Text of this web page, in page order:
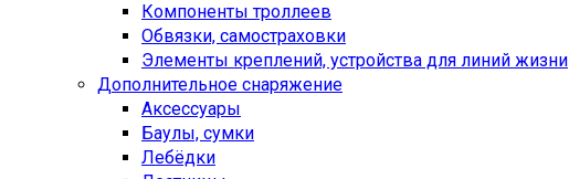
Компоненты троллеев
Обвязки, самостраховки
Элементы креплений, устройства для линий жизни
Дополнительное снаряжение
Аксессуары
Баулы, сумки
Лебёдки